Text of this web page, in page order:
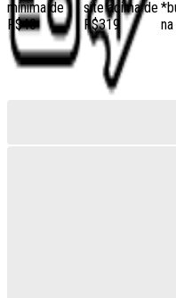
mínima de
R$40
site acima de
R$319